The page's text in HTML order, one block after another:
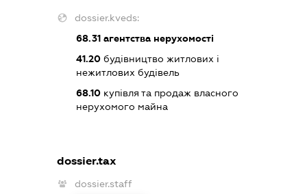
dossier.kveds:
68.31 агентства нерухомості
41.20 будівництво житлових і
нежитлових будівель
68.10 купівля та продаж власного
нерухомого майна
dossier.tax
dossier.staff